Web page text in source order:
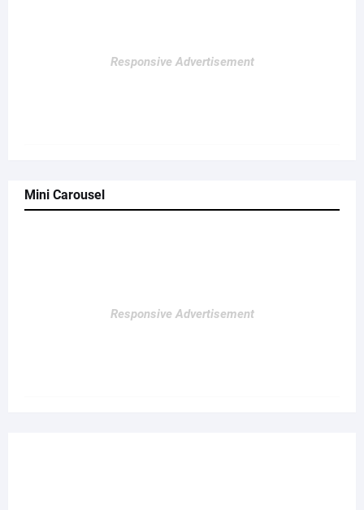
Responsive Advertisement
Mini Carousel
Responsive Advertisement